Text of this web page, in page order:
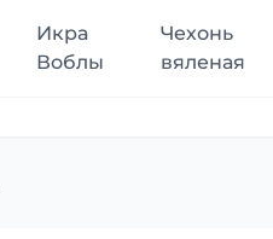
Икра
Воблы
Чехонь
вяленая